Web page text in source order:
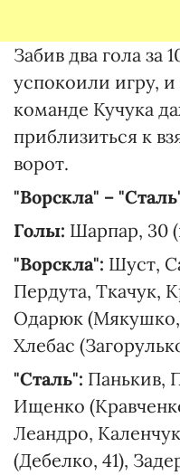
Забив два гола за
успокоили игру,
команде Кучука
приблизиться к
ворот.
"Ворскла" –
Голы: Шарпар, 30
"Ворскла": Шуст,
Пердута, Ткачук,
Одарюк (Мякушко,
Хлебас
"Сталь": Панькив,
Ищенко
Леандро,
(Дебелко, 41),